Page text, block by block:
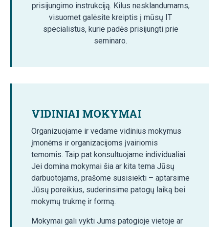
prisijungimo instrukciją. Kilus nesklandumams,
visuomet galėsite kreiptis į mūsų IT
specialistus, kurie padės prisijungti prie
seminaro.
VIDINIAI MOKYMAI
Organizuojame ir vedame vidinius mokymus
įmonėms ir organizacijoms įvairiomis
temomis. Taip pat konsultuojame individualiai.
Jei domina mokymai šia ar kita tema Jūsų
darbuotojams, prašome susisiekti – aptarsime
Jūsų poreikius, suderinsime patogų laiką bei
mokymų trukmę ir formą.
Mokymai gali vykti Jums patogioje vietoje ar